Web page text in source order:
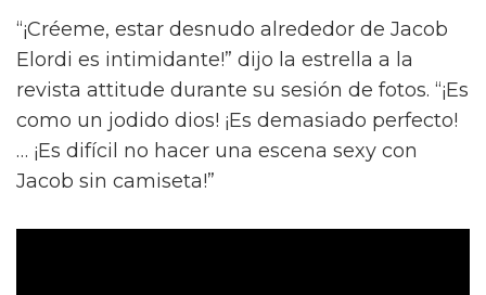
“¡Créeme, estar desnudo alrededor de Jacob
Elordi es intimidante!” dijo la estrella a la
revista attitude durante su sesión de fotos. “¡Es
como un jodido dios! ¡Es demasiado perfecto!
… ¡Es difícil no hacer una escena sexy con
Jacob sin camiseta!”